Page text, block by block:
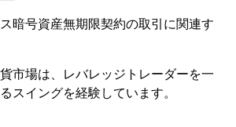
暗号資産無期限契約の取引に関連す
市場は、レバレッジトレーダーを一
スイングを経験しています。